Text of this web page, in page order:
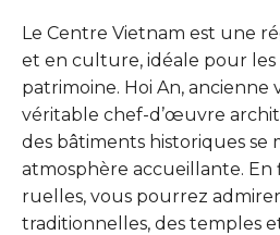
Le Centre Vietnam est une
et en culture, idéale pour les
patrimoine. Hoi An,
véritable chef-d’œuvre
des bâtiments historiques se
atmosphère accueillante. En
ruelles, vous pourrez
traditionnelles, des temples